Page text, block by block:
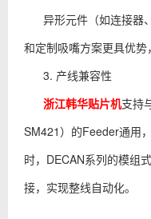
异形元件（如连接器
和定制吸嘴方案更具优势
3. 产线兼容性
浙江韩华贴片机支持
SM421）的Feeder通用
时，DECAN系列的模组
接，实现整线自动化。